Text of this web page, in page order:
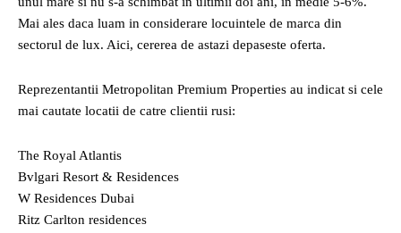
Mai ales daca luam in considerare locuintele de marca din
sectorul de lux. Aici, cererea de astazi depaseste oferta.
Reprezentantii Metropolitan Premium Properties au indicat si cele
mai cautate locatii de catre clientii rusi:
The Royal Atlantis
Bvlgari Resort & Residences
W Residences Dubai
Ritz Carlton residences